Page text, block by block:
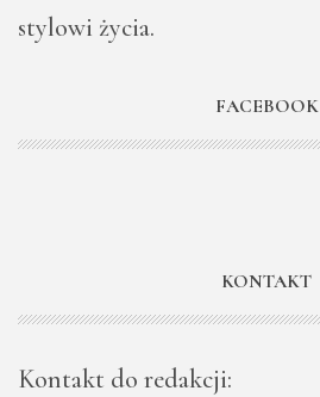
stylowi życia.
FACEBOOK
KONTAKT
Kontakt do redakcji: